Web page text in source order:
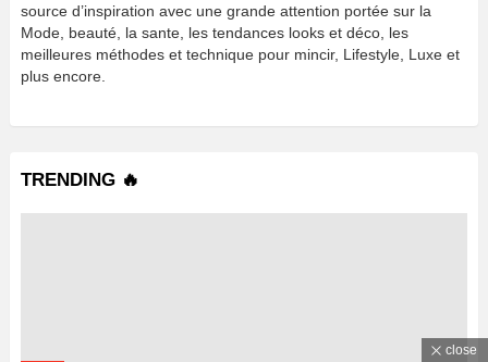
source d’inspiration avec une grande attention portée sur la
Mode, beauté, la sante, les tendances looks et déco, les
meilleures méthodes et technique pour mincir, Lifestyle, Luxe et
plus encore.
TRENDING 🔥
close